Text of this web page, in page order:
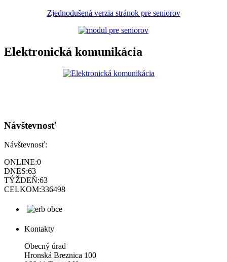
Zjednodušená verzia stránok pre seniorov
Elektronická komunikácia
Návštevnosť
Návštevnosť:
ONLINE:0
DNES:63
TÝŽDEŇ:63
CELKOM:336498
Kontakty
Obecný úrad
Hronská Breznica 100